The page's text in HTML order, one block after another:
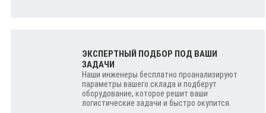
ЭКСПЕРТНЫЙ ПОДБОР ПОД ВАШИ
ЗАДАЧИ
Наши инженеры бесплатно проанализируют
параметры вашего склада и подберут
оборудование, которое решит ваши
логистические задачи и быстро окупится.